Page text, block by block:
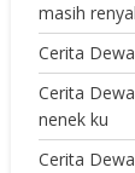
masih
Cerita
Cerita
nenek ku
Cerita